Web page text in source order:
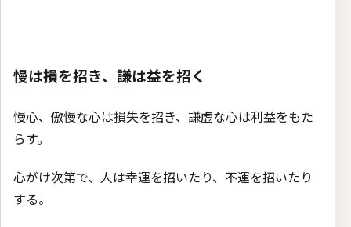
慢は損を招き、謙は益を招く
慢心、傲慢な心は損失を招き、謙虚な心は利益をもた
らす。
心がけ次第で、人は幸運を招いたり、不運を招いたり
する。